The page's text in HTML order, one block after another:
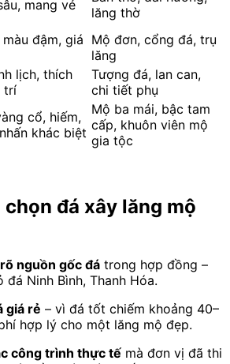
mang vẻ
lăng thờ
màu đậm, giá Mộ đơn, cổng đá, trụ
lăng
lịch, thích
trí
Tượng đá, lan can,
chi tiết phụ
cổ, hiếm,
khác biệt
Mộ ba mái, bậc tam
cấp, khuôn viên mộ
gia tộc
đá xây lăng mộ
nguồn gốc đá trong hợp đồng –
đá Ninh Bình, Thanh Hóa.
giá rẻ – vì đá tốt chiếm khoảng 40–
hợp lý cho một lăng mộ đẹp.
công trình thực tế mà đơn vị đã thi